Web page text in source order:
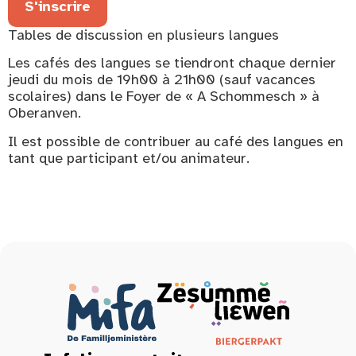
S'inscrire
Tables de discussion en plusieurs langues
Les cafés des langues se tiendront chaque dernier
jeudi du mois de 19h00 à 21h00 (sauf vacances
scolaires) dans le Foyer de « A Schommesch » à
Oberanven.
Il est possible de contribuer au café des langues en
tant que participant et/ou animateur.